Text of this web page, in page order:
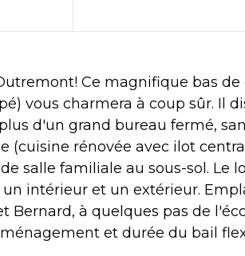
Ce magnifique bas
vous charmera à coup sûr. Il
d'un grand bureau fermé,
(cuisine rénovée avec ilot
salle familiale au sous-sol. Le
intérieur et un extérieur.
Bernard, à quelques pas de
et durée du bail